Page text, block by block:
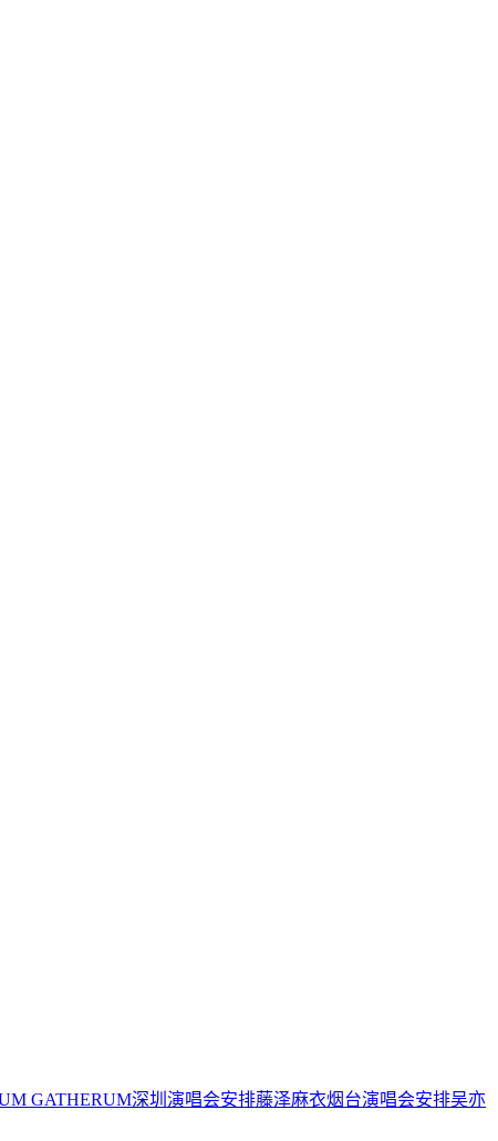
GATHERUM深圳演唱会安排藤泽麻衣烟台演唱会安排吴亦